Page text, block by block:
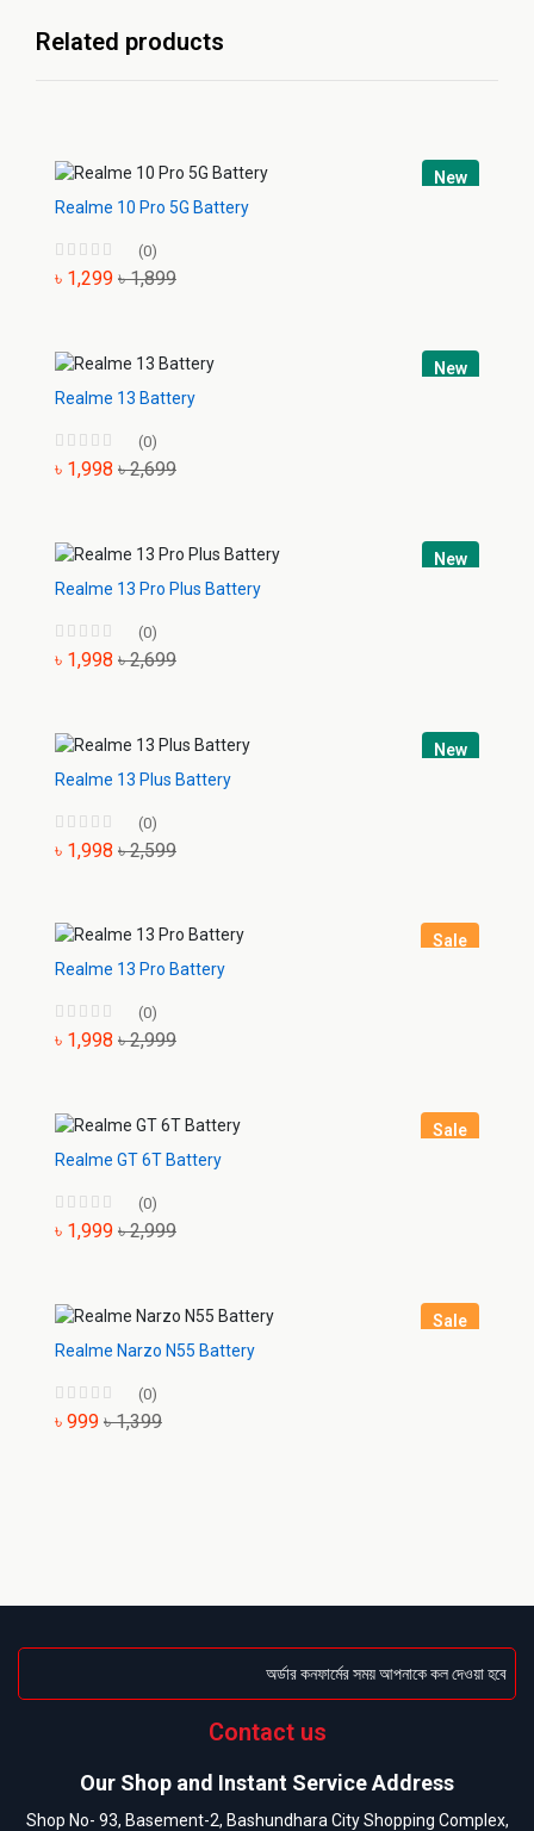
Related products
New
Realme 10 Pro 5G Battery
(0)
৳ 1,299 ৳ 1,899
New
Realme 13 Battery
(0)
৳ 1,998 ৳ 2,699
New
Realme 13 Pro Plus Battery
(0)
৳ 1,998 ৳ 2,699
New
Realme 13 Plus Battery
(0)
৳ 1,998 ৳ 2,599
Sale
Realme 13 Pro Battery
(0)
৳ 1,998 ৳ 2,999
Sale
Realme GT 6T Battery
(0)
৳ 1,999 ৳ 2,999
Sale
Realme Narzo N55 Battery
(0)
৳ 999 ৳ 1,399
অর্ডার কনফার্মের সময় আপনাকে কল দেওয়া হবে ।
Contact us
Our Shop and Instant Service Address
Shop No- 93, Basement-2, Bashundhara City Shopping Complex,